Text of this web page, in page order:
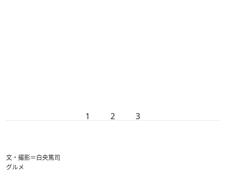
1 2 3
文・撮影＝白央篤司
グルメ